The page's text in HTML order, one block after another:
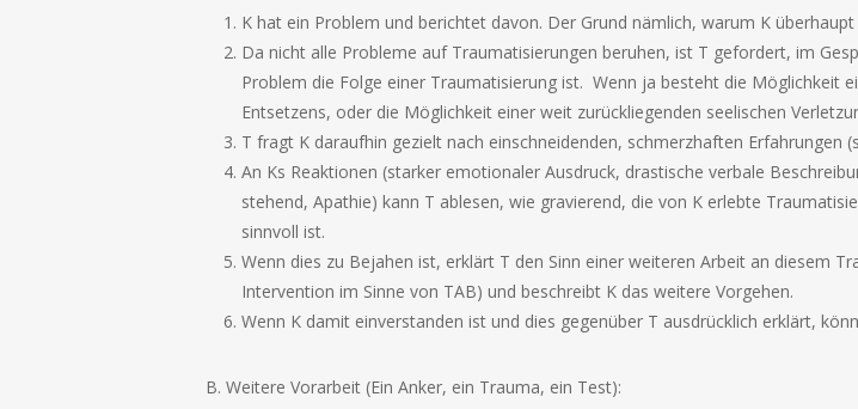
K hat ein Problem und berichtet davon. Der Grund nämlich, warum K
Da nicht alle Probleme auf Traumatisierungen beruhen, ist T gefordert, im
Problem die Folge einer Traumatisierung ist. Wenn ja besteht die Möglichkeit
Entsetzens, oder die Möglichkeit einer weit zurückliegenden seelischen
T fragt K daraufhin gezielt nach einschneidenden, schmerzhaften Erfahrungen
An Ks Reaktionen (starker emotionaler Ausdruck, drastische verbale
stehend, Apathie) kann T ablesen, wie gravierend, die von K erlebte
sinnvoll ist.
Wenn dies zu Bejahen ist, erklärt T den Sinn einer weiteren Arbeit an diesem
Intervention im Sinne von TAB) und beschreibt K das weitere Vorgehen.
Wenn K damit einverstanden ist und dies gegenüber T ausdrücklich erklärt,
B. Weitere Vorarbeit (Ein Anker, ein Trauma, ein Test):